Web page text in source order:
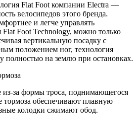
Flat Foot компании Electra —
велосипедов этого бренда.
и легче управлять
Flat Foot Technology, можно только
вертикальную посадку с
положением ног, технология
полностью на землю при остановках.
из-за формы троса, поднимающегося
обеспечивают плавную
колодки сжимают обод.